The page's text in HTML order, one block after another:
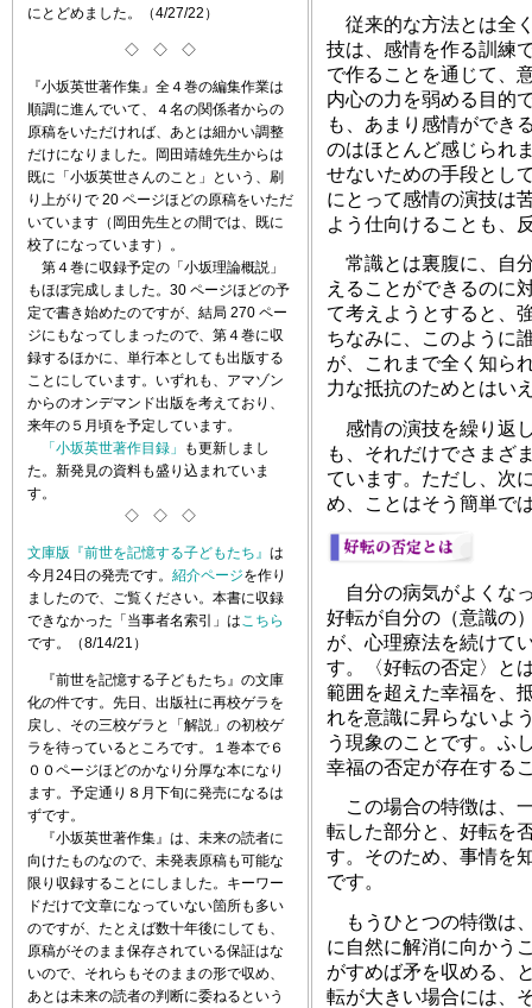
にとどめました。（4/27/22）
◇ ◇ ◇
『小坂英世著作集』全４巻の編集作業は
順調に進んでいて、４名の関係者からの
原稿をいただければ、あとは細かい調整
だけになりました。岡田靖雄先生からは
既に「小坂英世さんのこと」という、刷
り上がりで 20 ページほどの原稿をいただ
いています（岡田先生との間では、既に
校了になっています）。
第４巻に収録予定の「小坂理論概説」
もほぼ完成しました。30 ページほどの予
定で書き始めたのですが、結局 270 ペー
ジにもなってしまったので、第４巻に収
録するほかに、単行本としても出版する
ことにしています。いずれも、アマゾン
からのオンデマンド出版を考えており、
来年の５月頃を予定しています。
「小坂英世著作目録」
も更新しまし
た。新発見の資料も盛り込まれていま
す。
◇ ◇ ◇
文庫版『前世を記憶する子どもたち』 は
今月24日の発売です。 紹介ページを作り
ましたので、ご覧ください。本書に収録
できなかった「当事者名索引」は こちら
です。（8/14/21）
『前世を記憶する子どもたち』の文庫
化の件です。先日、出版社に再校ゲラを
戻し、その三校ゲラと「解説」の初校ゲ
ラを待っているところです。１巻本で６
００ページほどのかなり分厚な本になり
ます。予定通り８月下旬に発売になるは
ずです。
『小坂英世著作集』は、未来の読者に
向けたものなので、未発表原稿も可能な
限り収録することにしました。キーワー
ドだけで文章になっていない箇所も多い
のですが、たとえば数十年後にしても、
原稿がそのまま保存されている保証はな
いので、それらもそのままの形で収め、
あとは未来の読者の判断に委ねるという
従来的な方法とは全
技は、感情を作る訓練
で作ることを通じて、
内心の力を弱める目的
も、あまり感情ができ
のはほとんど感じられ
せないための手段とし
にとって感情の演技は
よう仕向けることも、
常識とは裏腹に、自
えることができるのに
て考えようとすると、
ちなみに、このように
が、これまで全く知ら
力な抵抗のためとはい
感情の演技を繰り返
も、それだけでさまざ
ています。ただし、次
め、ことはそう簡単
自分の病気がよくな
好転が自分の（意識の
が、心理療法を続けて
す。〈好転の否定〉と
範囲を超えた幸福を、
れを意識に昇らないよ
う現象のことです。ふ
幸福の否定が存在する
この場合の特徴は、
転した部分と、好転を
す。そのため、事情を
です。
もうひとつの特徴は
に自然に解消に向かう
がすめば矛を収める、
転が大きい場合には、